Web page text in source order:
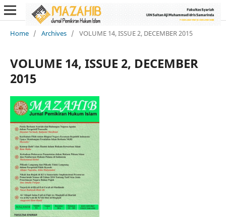
Home / Archives / VOLUME 14, ISSUE 2, DECEMBER 2015
VOLUME 14, ISSUE 2, DECEMBER
2015